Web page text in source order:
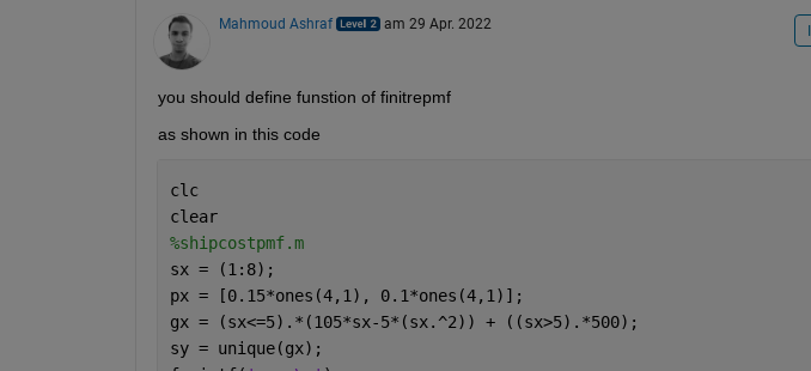
Mahmoud Ashraf am 29 Apr. 2022
you should define funstion of finitrepmf
as shown in this code
clc
clear
%shipcostpmf.m
sx = (1:8);
px = [0.15*ones(4,1), 0.1*ones(4,1)];
gx = (sx<=5).*(105*sx-5*(sx.^2)) + ((sx>5).*500);
sy = unique(gx);